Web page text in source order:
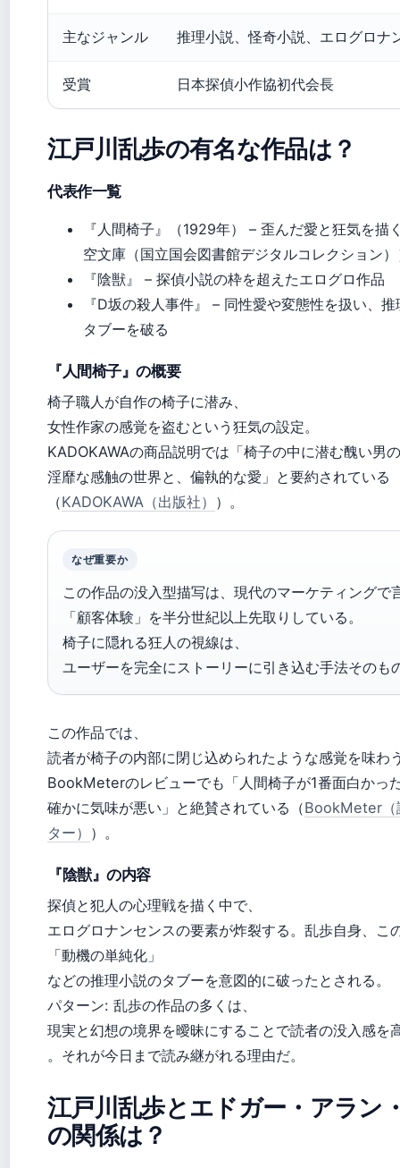
主なジャンル 推理小説、怪奇小説、エログロナ
受賞 日本探偵小作協初代会長
江戸川乱歩の有名な作品は？
代表作一覧
『人間椅子』（1929年） – 歪んだ愛と狂気を描
空文庫（国立国会図書館デジタルコレクション
『陰獣』 – 探偵小説の枠を超えたエログロ作品
『D坂の殺人事件』 – 同性愛や変態性を扱い、
タブーを破る
『人間椅子』の概要
椅子職人が自作の椅子に潜み、
女性作家の感覚を盗むという狂気の設定。
KADOKAWAの商品説明では「椅子の中に潜む醜い男
淫靡な感触の世界と、偏執的な愛」と要約されている
（KADOKAWA（出版社） ）。
なぜ重要か
この作品の没入型描写は、現代のマーケティングで
「顧客体験」を半分世紀以上先取りしている。
椅子に隠れる狂人の視線は、
ユーザーを完全にストーリーに引き込む手法そのも
この作品では、
読者が椅子の内部に閉じ込められたような感覚を味わ
BookMeterのレビューでも「人間椅子が1番面白かっ
確かに気味が悪い」と絶賛されている（BookMeter（
ター） ）。
『陰獣』の内容
探偵と犯人の心理戦を描く中で、
エログロナンセンスの要素が炸裂する。乱歩自身、こ
「動機の単純化」
などの推理小説のタブーを意図的に破ったとされる。
パターン: 乱歩の作品の多くは、
現実と幻想の境界を曖昧にすることで読者の没入感を
。それが今日まで読み継がれる理由だ。
江戸川乱歩とエドガー・アラン
の関係は？